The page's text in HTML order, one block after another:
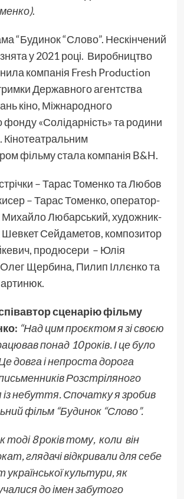
.
“Будинок “Слово”. Нескінчений
у 2021 році. Виробництво
компанія Fresh Production
Державного агентства
кіно, Міжнародного
фонду «Солідарність» та родини
Кінотеатральним
фільму стала компанія B&H.
– Тарас Томенко та Любов
– Тарас Томенко, оператор-
Михайло Любарський, художник-
Шевкет Сейдаметов, композитор
продюсери – Юлія
Щербина, Пилип Іллєнко та
сценарію фільму
“Над цим проєктом я зі своєю
понад 10 років. І це було
довга і непроста дорога
Розстріляного
із небуття. Спочатку я зробив
фільм “Будинок “Слово”.
8 років тому, коли він
глядачі відкривали для себе
української культури, як
до імен забутого